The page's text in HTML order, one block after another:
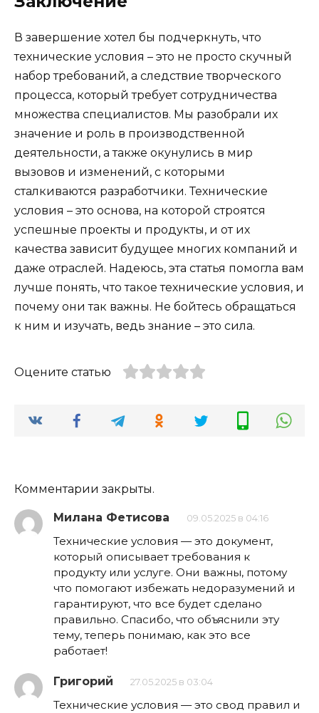
В завершение хотел бы подчеркнуть, что
технические условия – это не просто скучный
набор требований, а следствие творческого
процесса, который требует сотрудничества
множества специалистов. Мы разобрали их
значение и роль в производственной
деятельности, а также окунулись в мир
вызовов и изменений, с которыми
сталкиваются разработчики. Технические
условия – это основа, на которой строятся
успешные проекты и продукты, и от их
качества зависит будущее многих компаний и
даже отраслей. Надеюсь, эта статья помогла вам
лучше понять, что такое технические условия, и
почему они так важны. Не бойтесь обращаться
к ним и изучать, ведь знание – это сила.
Оцените статью
Комментарии закрыты.
Милана Фетисова 09.05.2025 в 04:16
Технические условия — это документ,
который описывает требования к
продукту или услуге. Они важны, потому
что помогают избежать недоразумений и
гарантируют, что все будет сделано
правильно. Спасибо, что объяснили эту
тему, теперь понимаю, как это все
работает!
Григорий 27.05.2025 в 03:04
Технические условия — это свод правил и